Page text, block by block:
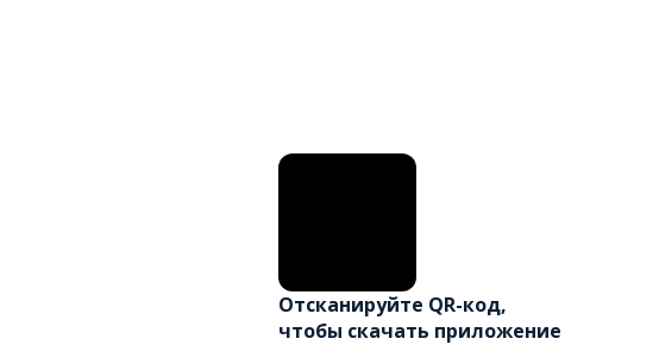
Отсканируйте QR-код,
чтобы скачать приложение